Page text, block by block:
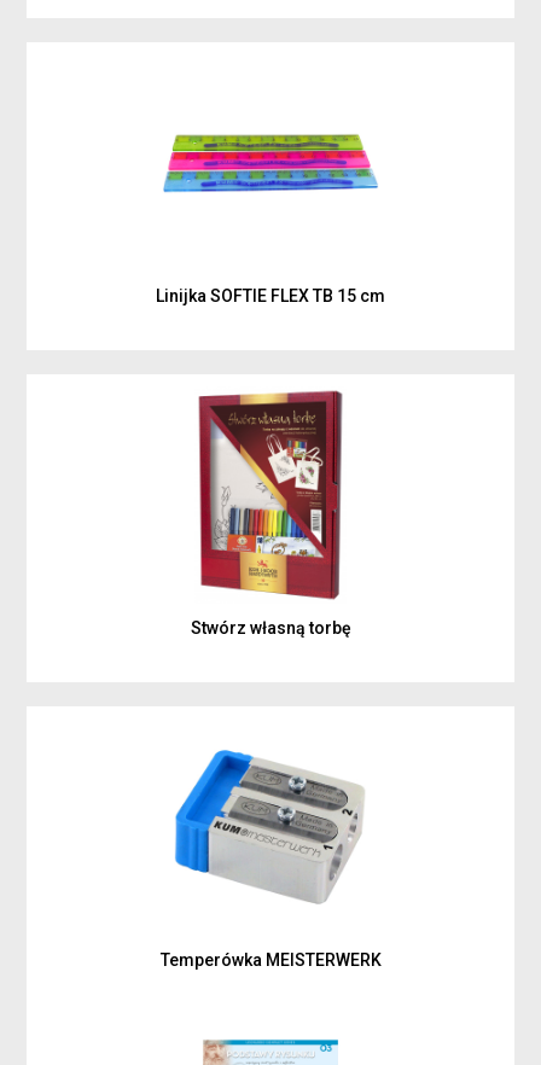
Linijka SOFTIE FLEX TB 15 cm
Stwórz własną torbę
Temperówka MEISTERWERK